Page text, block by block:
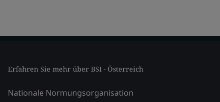
Erfahren Sie mehr über BSI - Österreich
Nationale Normungsorganisation